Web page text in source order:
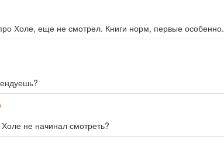
Холе, еще не смотрел. Книги норм, первые особенно.
не начинал смотреть?